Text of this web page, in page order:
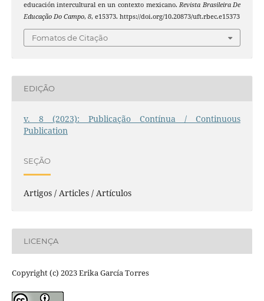
educación intercultural en un contexto mexicano.Revista Brasileira De
Educação Do Campo, 8, e15373. https://doi.org/10.20873/uft.rbec.e15373
Fomatos de Citação
EDIÇÃO
v. 8 (2023): Publicação Contínua / Continuous
Publication
SEÇÃO
Artigos / Articles / Artículos
LICENÇA
Copyright (c) 2023 Erika García Torres